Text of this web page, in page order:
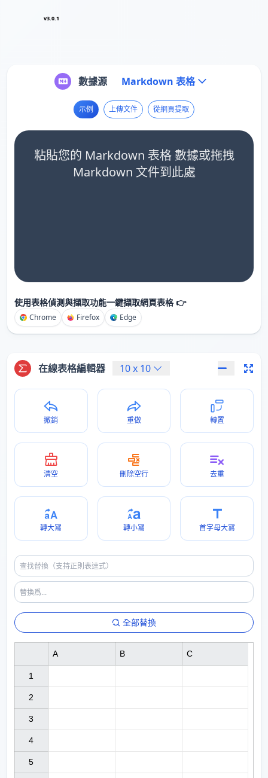
v3.0.1
數據源 Markdown 表格
示例 上傳文件 從網頁提取
粘貼您的 Markdown 表格 數據或拖拽
Markdown 文件到此處
使用表格偵測與擷取功能一鍵擷取網頁表格 👉
Chrome Firefox Edge
在線表格編輯器 10x 10
撤銷 重做 轉置
清空 刪除空行 去重
轉大冩 轉小冩 首字母大冩
全部替換
1
2
3
4
5
A B C